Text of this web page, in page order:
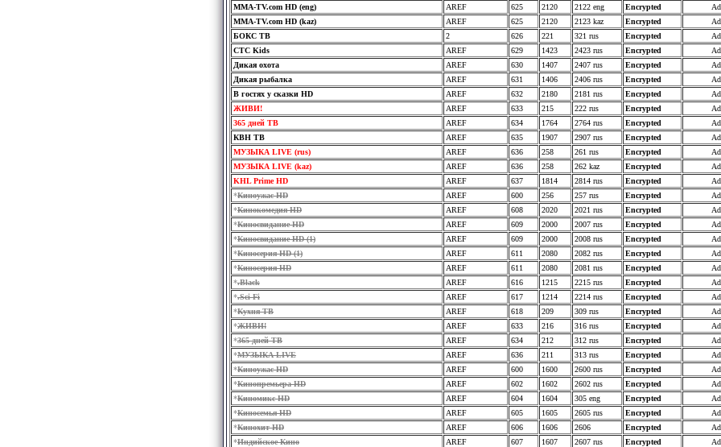
MMA-TV.com HD (eng)
AREF 625 2120 2122 eng Encrypted
MMA-TV.com HD (kaz)
AREF 625 2120 2123 kaz Encrypted
БОКС ТВ
2 626 221 321 rus Encrypted
СТС Kids
AREF 629 1423 2423 rus Encrypted
Дикая охота
AREF 630 1407 2407 rus Encrypted
Дикая рыбалка
AREF 631 1406 2406 rus Encrypted
В гостях у сказки HD
AREF 632 2180 2181 rus Encrypted
ЖИВИ!
AREF 633 215 222 rus Encrypted
365 дней ТВ
AREF 634 1764 2764 rus Encrypted
КВН ТВ
AREF 635 1907 2907 rus Encrypted
МУЗЫКА LIVE (rus)
AREF 636 258 261 rus Encrypted
МУЗЫКА LIVE (kaz)
AREF 636 258 262 kaz Encrypted
KHL Prime HD
AREF 637 1814 2814 rus Encrypted
*Киноужас HD AREF 600 256 257 rus Encrypted
*Кинокомедия HD AREF 608 2020 2021 rus Encrypted
*Киносвидание HD AREF 609 2000 2007 rus Encrypted
*Киносвидание HD (1) AREF 609 2000 2008 rus Encrypted
*Киносерия HD (1) AREF 611 2080 2082 rus Encrypted
*Киносерия HD AREF 611 2080 2081 rus Encrypted
*.Black AREF 616 1215 2215 rus Encrypted
*.Sci-Fi AREF 617 1214 2214 rus Encrypted
*Кухня ТВ AREF 618 209 309 rus Encrypted
*ЖИВИ! AREF 633 216 316 rus Encrypted
*365 дней ТВ AREF 634 212 312 rus Encrypted
*МУЗЫКА LIVE AREF 636 211 313 rus Encrypted
*Киноужас HD AREF 600 1600 2600 rus Encrypted
*Кинопремьера HD AREF 602 1602 2602 rus Encrypted
*Киномикс HD AREF 604 1604 305 eng Encrypted
*Киносемья HD AREF 605 1605 2605 rus Encrypted
*Кинохит HD AREF 606 1606 2606 Encrypted
*Индийское Кино AREF 607 1607 2607 rus Encrypted